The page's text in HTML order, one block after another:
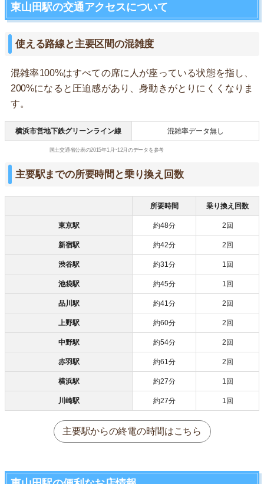
東山田駅の交通アクセスについて
使える路線と主要区間の混雑度
混雑率100%はすべての席に人が座っている状態を指し、
200%になると圧迫感があり、身動きがとりにくくなりま
す。
横浜市営地下鉄グリーンライン線 混雑率データ無し
国土交通省公表の2015年1月~12月のデータを参考
主要駅までの所要時間と乗り換え回数
所要時間 乗り換え回数
東京駅 約48分 2回
新宿駅 約42分 2回
渋谷駅 約31分 1回
池袋駅 約45分 1回
品川駅 約41分 2回
上野駅 約60分 2回
中野駅 約54分 2回
赤羽駅 約61分 2回
横浜駅 約27分 1回
川崎駅 約27分 1回
主要駅からの終電の時間はこちら